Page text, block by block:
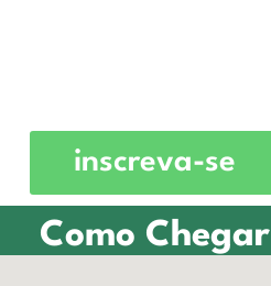
inscreva-se
Como Chegar